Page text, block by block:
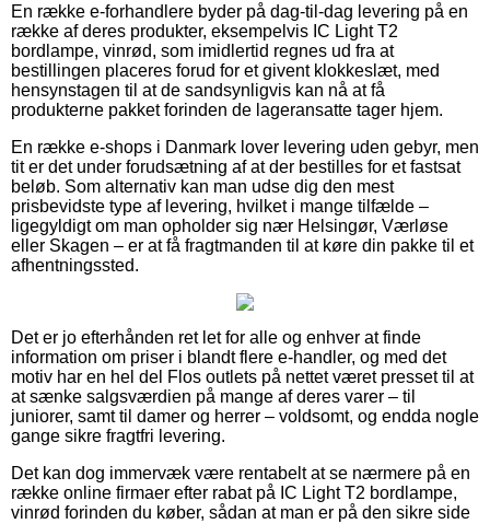
En række e-forhandlere byder på dag-til-dag levering på en
række af deres produkter, eksempelvis IC Light T2
bordlampe, vinrød, som imidlertid regnes ud fra at
bestillingen placeres forud for et givent klokkeslæt, med
hensynstagen til at de sandsynligvis kan nå at få
produkterne pakket forinden de lageransatte tager hjem.
En række e-shops i Danmark lover levering uden gebyr, men
tit er det under forudsætning af at der bestilles for et fastsat
beløb. Som alternativ kan man udse dig den mest
prisbevidste type af levering, hvilket i mange tilfælde –
ligegyldigt om man opholder sig nær Helsingør, Værløse
eller Skagen – er at få fragtmanden til at køre din pakke til et
afhentningssted.
Det er jo efterhånden ret let for alle og enhver at finde
information om priser i blandt flere e-handler, og med det
motiv har en hel del Flos outlets på nettet været presset til at
at sænke salgsværdien på mange af deres varer – til
juniorer, samt til damer og herrer – voldsomt, og endda nogle
gange sikre fragtfri levering.
Det kan dog immervæk være rentabelt at se nærmere på en
række online firmaer efter rabat på IC Light T2 bordlampe,
vinrød forinden du køber, sådan at man er på den sikre side